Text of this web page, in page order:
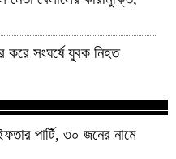
করে সংঘর্ষে যুবক নিহত
পার্টি, ৩০ জনের নামে